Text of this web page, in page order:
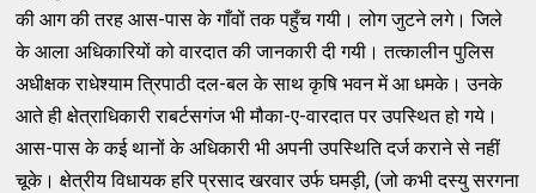
की आग की तरह आस-पास के गाँवों तक पहुँच गयी। लोग जुटने लगे। जिले
के आला अधिकारियों को वारदात की जानकारी दी गयी। तत्कालीन पुलिस
अधीक्षक राधेश्याम त्रिपाठी दल-बल के साथ कृषि भवन में आ धमके। उनके
आते ही क्षेत्राधिकारी राबर्टसगंज भी मौका-ए-वारदात पर उपस्थित हो गये।
आस-पास के कई थानों के अधिकारी भी अपनी उपस्थिति दर्ज कराने से नहीं
चूके। क्षेत्रीय विधायक हरि प्रसाद खरवार उर्फ घमड़ी, (जो कभी दस्यु सरगना